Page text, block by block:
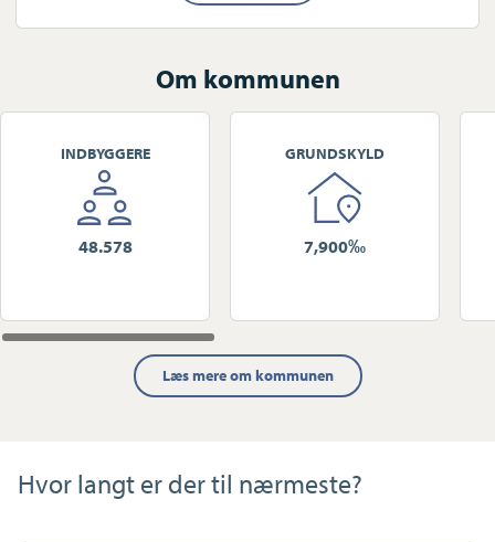
Om kommunen
INDBYGGERE
48.578
GRUNDSKYLD
7,900‰
Læs mere om kommunen
Hvor langt er der til nærmeste?